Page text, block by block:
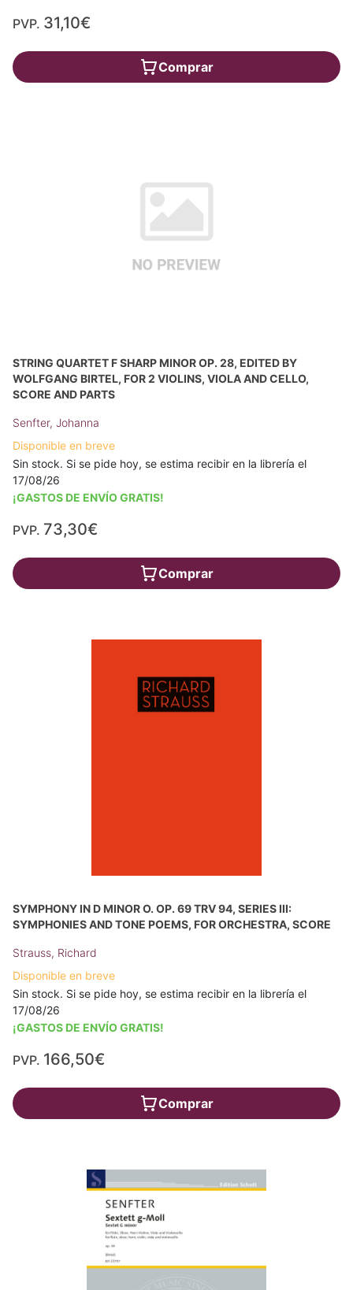
PVP. 31,10€
Comprar
STRING QUARTET F SHARP MINOR OP. 28, EDITED BY
WOLFGANG BIRTEL, FOR 2 VIOLINS, VIOLA AND CELLO,
SCORE AND PARTS
Senfter, Johanna
Disponible en breve
Sin stock. Si se pide hoy, se estima recibir en la librería el
17/08/26
¡GASTOS DE ENVÍO GRATIS!
PVP. 73,30€
Comprar
SYMPHONY IN D MINOR O. OP. 69 TRV 94, SERIES III:
SYMPHONIES AND TONE POEMS, FOR ORCHESTRA, SCORE
Strauss, Richard
Disponible en breve
Sin stock. Si se pide hoy, se estima recibir en la librería el
17/08/26
¡GASTOS DE ENVÍO GRATIS!
PVP. 166,50€
Comprar